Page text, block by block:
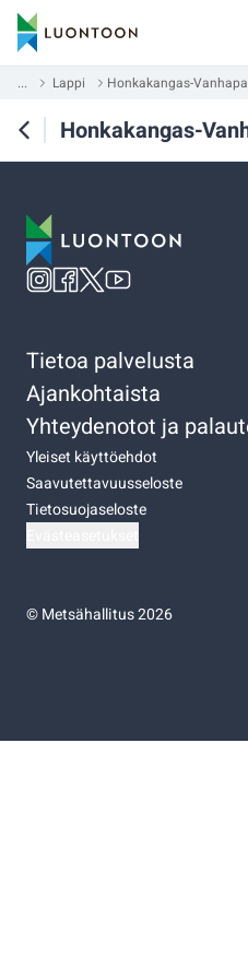
... Lappi Honkakangas-
Honkakangas-
Tietoa palvelusta
Ajankohtaista
Yhteydenotot ja
Yleiset käyttöehdot
Saavutettavuusseloste
Tietosuojaseloste
©Metsähallitus 2026